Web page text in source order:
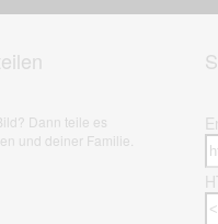
Dann teile es
und deiner Familie.